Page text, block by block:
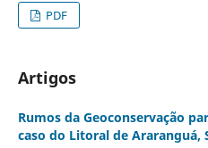
PDF
Artigos
Rumos da Geoconservação
caso do Litoral de Araranguá,